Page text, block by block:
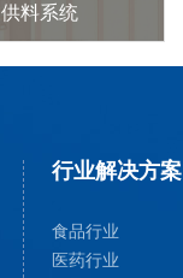
供料系统
行业解决方案
食品行业
医药行业